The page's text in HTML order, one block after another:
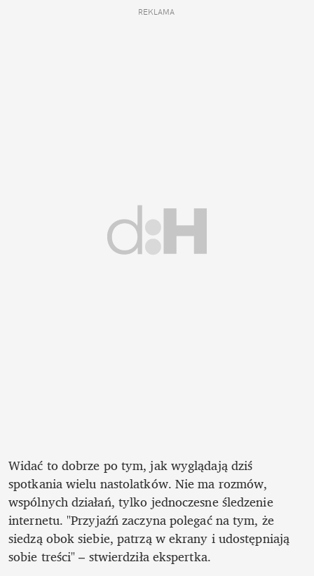
REKLAMA
Widać to dobrze po tym, jak wyglądają dziś
spotkania wielu nastolatków. Nie ma rozmów,
wspólnych działań, tylko jednoczesne śledzenie
internetu. "Przyjaźń zaczyna polegać na tym, że
siedzą obok siebie, patrzą w ekrany i udostępniają
sobie treści" – stwierdziła ekspertka.